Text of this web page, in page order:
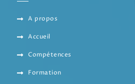
A propos
Accueil
Compétences
Formation